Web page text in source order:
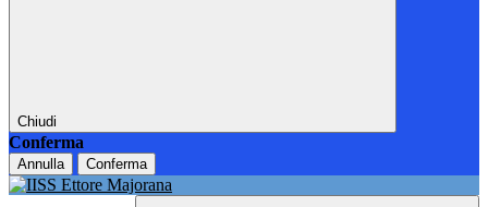
Chiudi
Conferma
Annulla Conferma